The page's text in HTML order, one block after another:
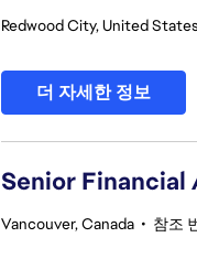
Redwood City, United
더 자세한 정보
Senior
Vancouver, Canada • 참조